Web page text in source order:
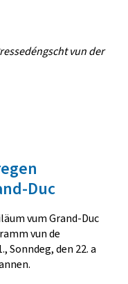
vun der
Duc
vum Grand-Duc
vun de
Sonndeg, den 22. a